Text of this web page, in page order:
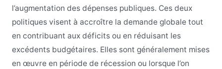
l’augmentation des dépenses publiques. Ces deux
politiques visent à accroître la demande globale tout
en contribuant aux déficits ou en réduisant les
excédents budgétaires. Elles sont généralement mises
en œuvre en période de récession ou lorsque l’on